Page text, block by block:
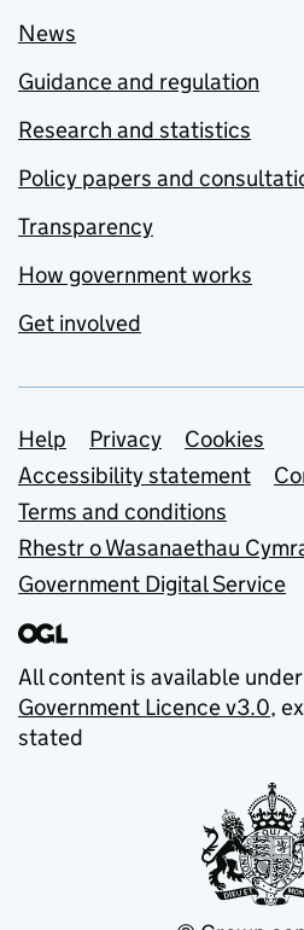
News
Guidance and regulation
Research and statistics
Policy papers and
Transparency
How government works
Get involved
Support links
Help Privacy
Cookies
Accessibility statement
Terms and conditions
Rhestr o Wasanaethau
Government Digital Service
All content is available
Government Licence v3.0,
stated